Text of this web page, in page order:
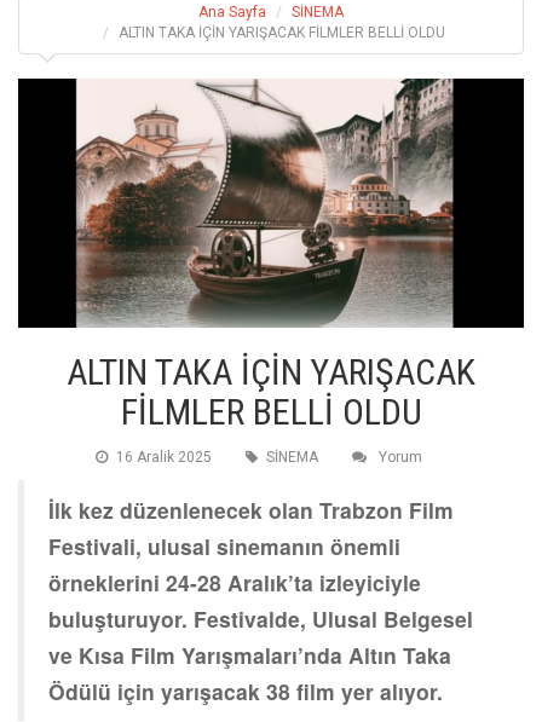
Ana Sayfa
SİNEMA
ALTIN TAKA İÇİN YARIŞACAK FİLMLER BELLİ OLDU
ALTIN TAKA İÇİN YARIŞACAK
FİLMLER BELLİ OLDU
16 Aralik 2025 SİNEMA Yorum
İlk kez düzenlenecek olan Trabzon Film
Festivali, ulusal sinemanın önemli
örneklerini 24-28 Aralık’ta izleyiciyle
buluşturuyor. Festivalde, Ulusal Belgesel
ve Kısa Film Yarışmaları’nda Altın Taka
Ödülü için yarışacak 38 film yer alıyor.